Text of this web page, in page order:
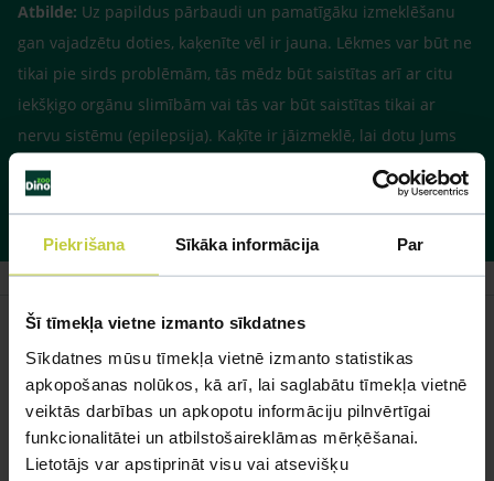
Piekrišana Sīkāka informācija Par
Šī tīmekļa vietne izmanto sīkdatnes
Sīkdatnes mūsu tīmekļa vietnē izmanto statistikas
apkopošanas nolūkos, kā arī, lai saglabātu tīmekļa vietnē
veiktās darbības un apkopotu informāciju pilnvērtīgai
funkcionalitātei un atbilstošaireklāmas mērķēšanai.
Lietotājs var apstiprināt visu vai atsevišķu
Atbilde: Uz papildus pārbaudi un pamatīgāku izmeklēšanu
gan vajadzētu doties, kaķenīte vēl ir jauna. Lēkmes var būt ne
tikai pie sirds problēmām, tās mēdz būt saistītas arī ar citu
iekšķigo orgānu slimībām vai tās var būt saistītas tikai ar
nervu sistēmu (epilepsija). Kaķīte ir jāizmeklē, lai dotu Jums
konkrētāku atbildi. Izvēlieties klīniku, kur kaķiti vedīsiet un
piezvanot varat noskaidrot vizītes cenu.
Līdzīgi jautājumi
Mūsu eksperti spēs atbildēt uz jebkuru Jūsu jautājumu